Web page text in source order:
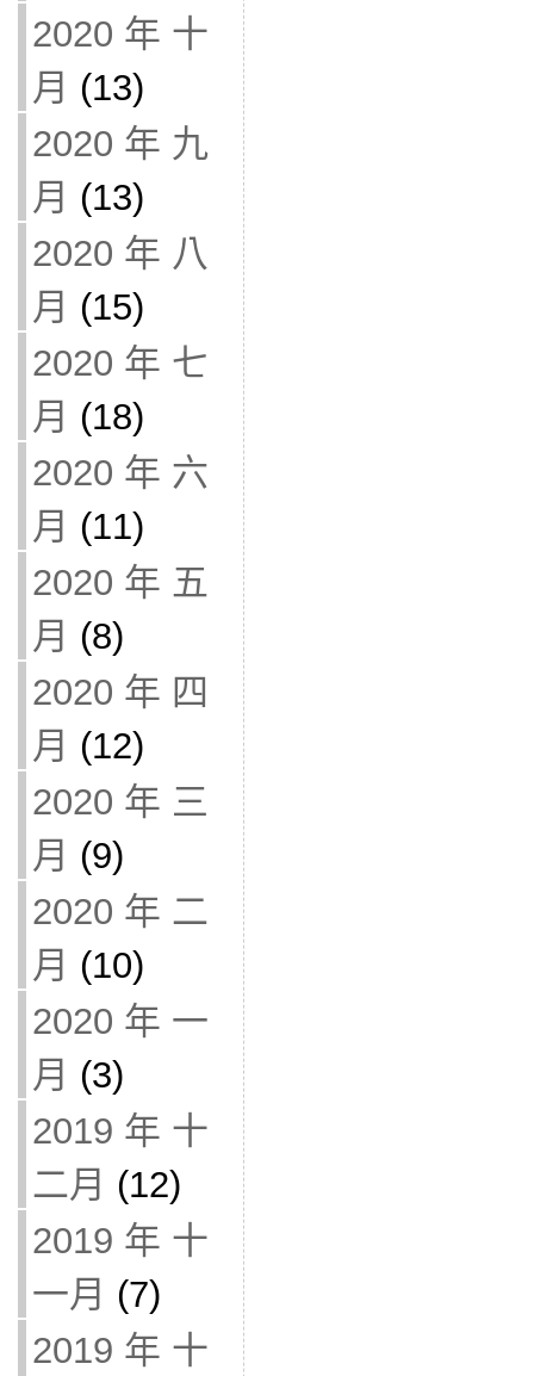
2020 年 十
月 (13)
2020 年 九
月 (13)
2020 年 八
月 (15)
2020 年 七
月 (18)
2020 年 六
月 (11)
2020 年 五
月 (8)
2020 年 四
月 (12)
2020 年 三
月 (9)
2020 年 二
月 (10)
2020 年 一
月 (3)
2019 年 十
二月 (12)
2019 年 十
一月 (7)
2019 年 十